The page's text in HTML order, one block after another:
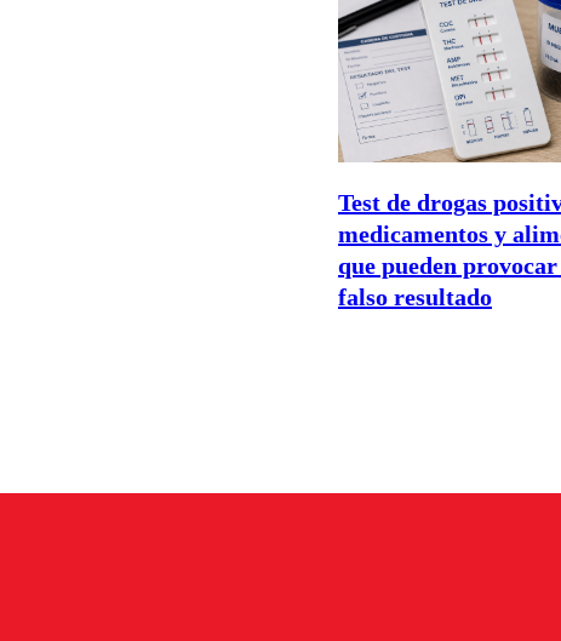
Test de drogas
medicamentos y
que pueden
falso resultado